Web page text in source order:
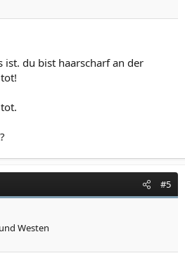
ist. du bist haarscharf an der
#5
Westen